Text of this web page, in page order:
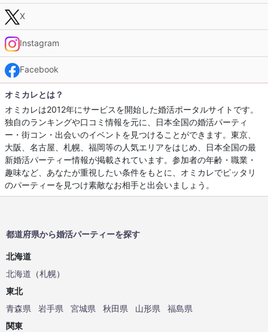
X
Instagram
Facebook
オミカレとは？
オミカレは2012年にサービスを開始した婚活ポータルサイトです。
独自のランキングや口コミ情報を元に、日本全国の婚活パーティ
ー・街コン・出会いのイベントを見つけることができます。東京、
大阪、名古屋、札幌、福岡等の人気エリアをはじめ、日本全国の最
新婚活パーティー情報が掲載されています。参加者の年齢・職業・
趣味など、あなたが重視したい条件をもとに、オミカレでピッタリ
のパーティーを見つけ素敵なお相手と出会いましょう。
都道府県から婚活パーティーを探す
北海道
北海道 （札幌）
東北
青森県
岩手県 宮城県 秋田県 山形県
福島県
関東